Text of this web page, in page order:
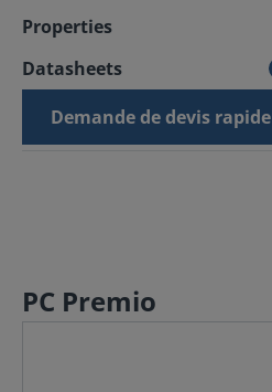
Properties
Datasheets
Demande de devis rapide
PC Premio